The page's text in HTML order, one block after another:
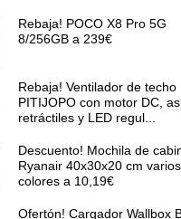
Rebaja! POCO X8 Pro 5G
8/256GB a 239€
Rebaja! Ventilador de techo
PITIJOPO con motor DC,
retráctiles y LED regul...
Descuento! Mochila de
Ryanair 40x30x20 cm varios
colores a 10,19€
Ofertón! Cargador Wallbox